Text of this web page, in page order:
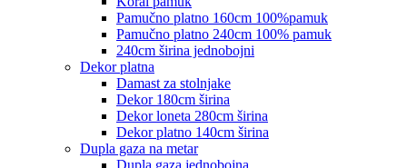
pamučno platno 160cm 100%pamuk
pamučno platno 240cm 100% pamuk
240cm širina jednobojni
dekor platna
damast za stolnjake
dekor 180cm širina
dekor loneta 280cm širina
dekor platno 140cm širina
dupla gaza na metar
dupla gaza jednobojna